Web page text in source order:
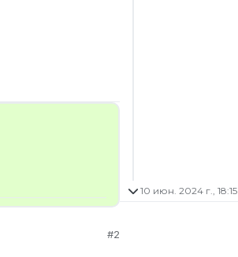
#2
10 июн. 2024 г., 18:15